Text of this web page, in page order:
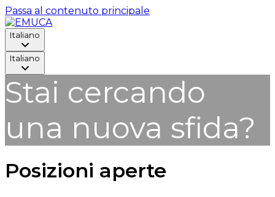
Passa al contenuto principale
Italiano
Italiano
Stai cercando
una nuova sfida?
Posizioni aperte